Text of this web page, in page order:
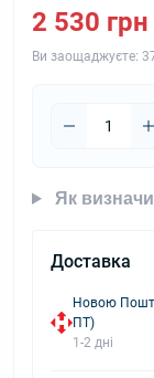
2 530 грн
Ви заощаджуєте:
Як
Доставка
Новою
ПТ)
1-2 дні